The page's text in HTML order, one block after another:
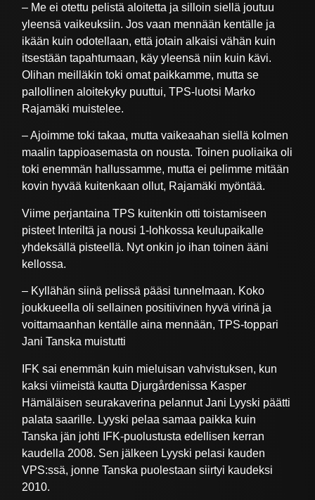
– Me ei otettu pelistä aloitetta ja silloin siellä joutuu
yleensä vaikeuksiin. Jos vaan mennään kentälle ja
ikään kuin odotellaan, että jotain alkaisi vähän kuin
itsestään tapahtumaan, käy yleensä niin kuin kävi.
Olihan meilläkin toki omat paikkamme, mutta se
pallollinen aloitekyky puuttui, TPS-luotsi Marko
Rajamäki muistelee.
– Ajoimme toki takaa, mutta vaikeaahan siellä kolmen
maalin tappioasemasta on nousta. Toinen puoliaika oli
toki enemmän hallussamme, mutta ei pelimme mitään
kovin hyvää kuitenkaan ollut, Rajamäki myöntää.
Viime perjantaina TPS kuitenkin otti toistamiseen
pisteet Interiltä ja nousi 1-lohkossa keulupaikalle
yhdeksällä pisteellä. Nyt onkin jo ihan toinen ääni
kellossa.
– Kyllähän siinä pelissä pääsi tunnelmaan. Koko
joukkueella oli sellainen positiivinen hyvä virinä ja
voittamaanhan kentälle aina mennään, TPS-toppari
Jani Tanska muistutti
IFK sai enemmän kuin mieluisan vahvistuksen, kun
kaksi viimeistä kautta Djurgårdenissa Kasper
Hämäläisen seurakaverina pelannut Jani Lyyski päätti
palata saarille. Lyyski pelaa samaa paikka kuin
Tanska jän johti IFK-puolustusta edellisen kerran
kaudella 2008. Sen jälkeen Lyyski pelasi kauden
VPS:ssä, jonne Tanska puolestaan siirtyi kaudeksi
2010.